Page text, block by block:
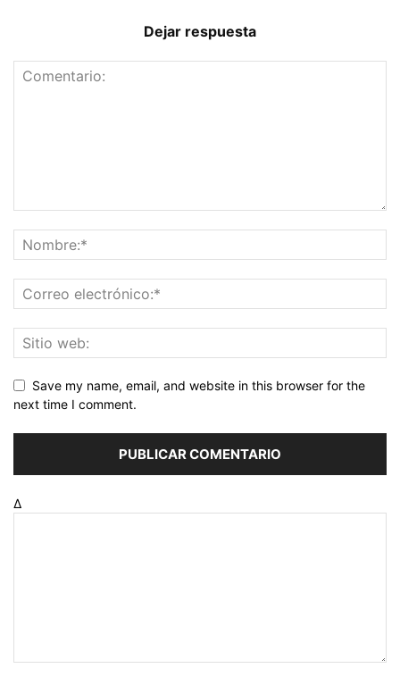
Dejar respuesta
Save my name, email, and website in this browser for the
next time I comment.
Δ